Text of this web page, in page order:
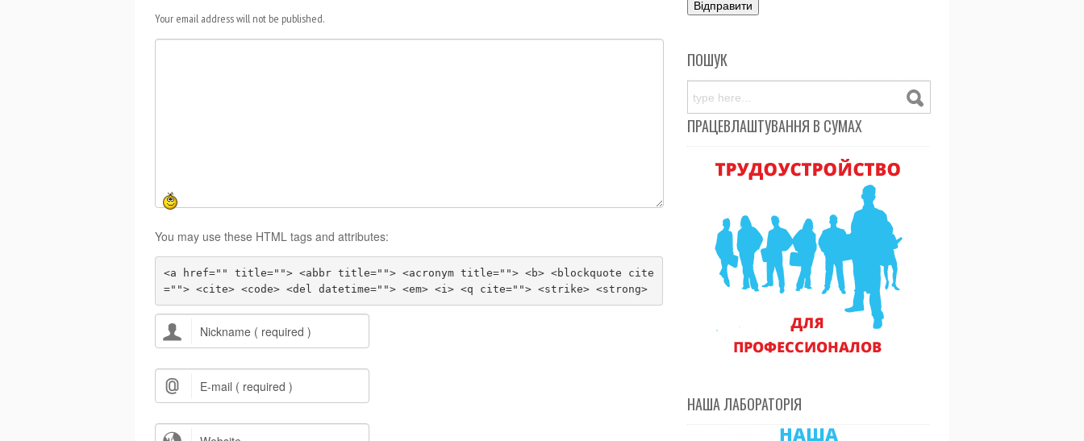
Your email address will not be published.
You may use these HTML tags and attributes:
<a href="" title=""> <abbr title=""> <acronym title=""> <b> <blockquote cite
=""> <cite> <code> <del datetime=""> <em> <i> <q cite=""> <strike> <strong>
ПОШУК
ПРАЦЕВЛАШТУВАННЯ В СУМАХ
НАША ЛАБОРАТОРІЯ